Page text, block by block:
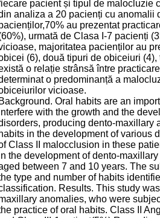
pacient și tipul de malocluzie
analiza a 20 pacienți cu anomalii
au prezentat
urmată de Clasa I-7 pacienți
majoritatea pacienților au
(6), două tipuri de obiceiuri
o relație strânsă între
o predominanță a
vicioase.
Background. Oral habits are an
with the growth and the
producing dento-maxillary
habits in the development of various
Class II malocclusion in these
the development of dento-
between 7 and 10 years. The
type and number of habits
Results. This study
anomalies, who were
practice of oral habits. Class II